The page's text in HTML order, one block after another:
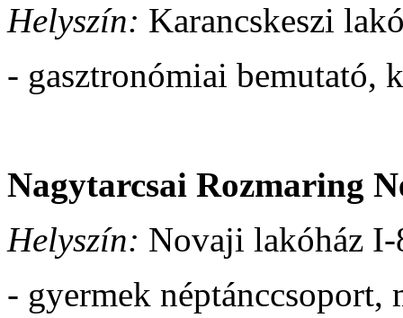
Helyszín: Karancskeszi
- gasztronómiai bemutató,
Nagytarcsai Rozmaring
Helyszín: Novaji lakóház
- gyermek néptánccsoport,